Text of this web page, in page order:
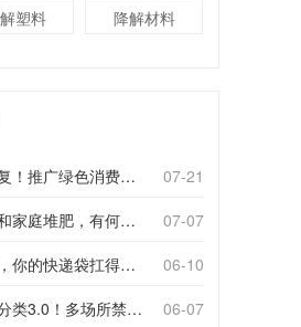
塑料 降解材料
国务院批复！推广绿色消费，引导使用环保可降解包装材料
07-21
工业堆肥和家庭堆肥，有何不同？
07-07
雨季来了，你的快递袋扛得住吗？
06-10
上海垃圾分类3.0！多场所禁止使用一次性塑料袋；推动快递包装绿色转型
06-07